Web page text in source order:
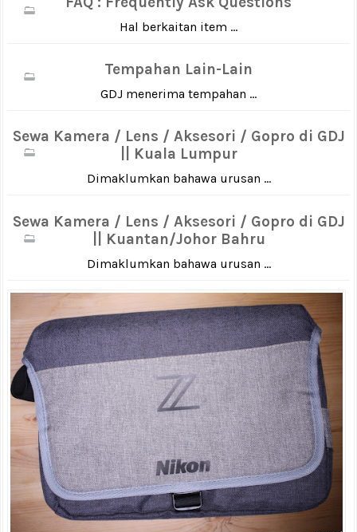
Hal berkaitan item ...
Tempahan Lain-Lain
GDJ menerima tempahan ...
Sewa Kamera / Lens / Aksesori / Gopro di GDJ
|| Kuala Lumpur
Dimaklumkan bahawa urusan ...
Sewa Kamera / Lens / Aksesori / Gopro di GDJ
|| Kuantan/Johor Bahru
Dimaklumkan bahawa urusan ...